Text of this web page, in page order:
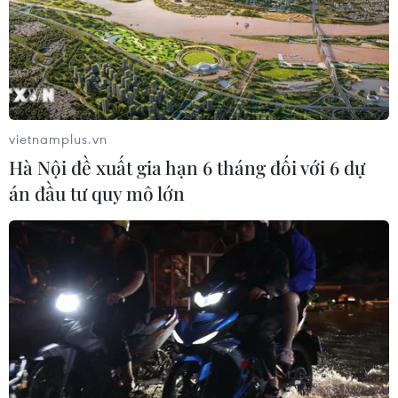
nông nghiệp, trang trại nhà kính, du lịch, điện gió và tái
chế rác thải.
Việt Nam tham dự Hội nghị Bộ trưởng
vietnamplus.vn
Hà Nội đề xuất gia hạn 6 tháng đối với 6 dự
án đầu tư quy mô lớn